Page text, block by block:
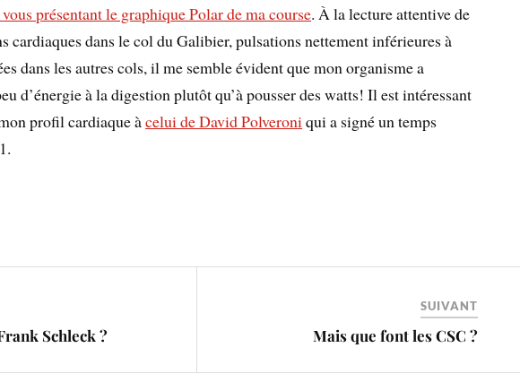
présentant le graphique Polar de ma course. À la lecture attentive de
cardiaques dans le col du Galibier, pulsations nettement inférieures à
dans les autres cols, il me semble évident que mon organisme a
d’énergie à la digestion plutôt qu’à pousser des watts! Il est intéressant
profil cardiaque àcelui de David Polveroniqui a signé un temps
Schleck ?
SUIVANT
Mais que font les CSC ?